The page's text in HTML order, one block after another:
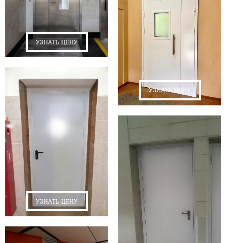
УЗНАТЬ ЦЕНУ
УЗНАТЬ ЦЕНУ
УЗНАТЬ ЦЕНУ